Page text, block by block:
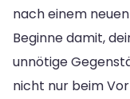
nach einem neuen
Beginne damit,
unnötige
nicht nur beim